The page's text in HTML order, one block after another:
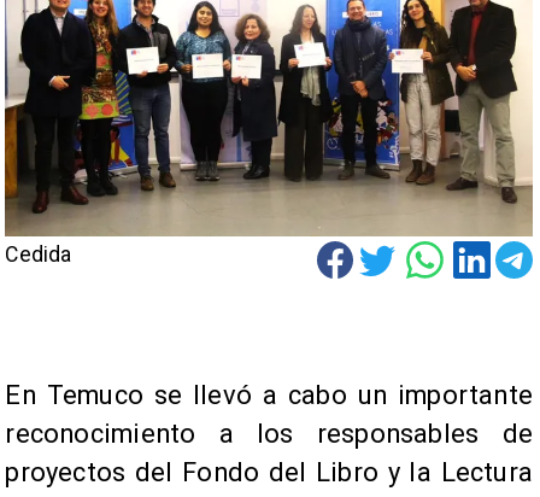
Cedida
En Temuco se llevó a cabo un importante
reconocimiento a los responsables de
proyectos del Fondo del Libro y la Lectura